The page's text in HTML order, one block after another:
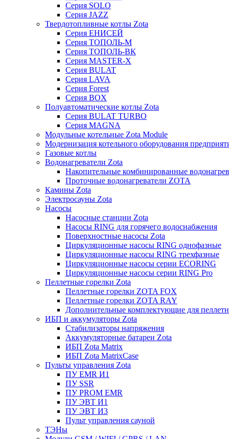
Серия SOLO
Серия JAZZ
Твердотопливные котлы Zota
Серия ЕНИСЕЙ
Серия ТОПОЛЬ-М
Серия ТОПОЛЬ-ВК
Серия MASTER-X
Серия BULAT
Серия LAVA
Серия Forest
Серия BOX
Полуавтоматические котлы Zota
Серия BULAT TURBO
Серия MAGNA
Модульные котельные Zota Module
Модернизация котельного оборудования
Газовые котлы
Водонагреватели Zota
Накопительные комбинированные
Проточные водонагреватели ZOTA
Камины Zota
Электросауны Zota
Насосы
Насосные станции Zota
Насосы RING для горячего водоснабжения
Поверхностные насосы Zota
Циркуляционные насосы RING однофазные
Циркуляционные насосы RING трехфазные
Циркуляционные насосы серии ECORING
Циркуляционные насосы серии RING Pro
Пеллетные горелки Zota
Пеллетные горелки ZOTA FOX
Пеллетные горелки ZOTA RAY
Дополнительные комплектующие для
ИБП и аккумуляторы Zota
Стабилизаторы напряжения
Аккумуляторные батареи Zota
ИБП Zota Matrix
ИБП Zota MatrixCase
Пульты управления Zota
ПУ EMR И1
ПУ SSR
ПУ PROM EMR
ПУ ЭВТ И1
ПУ ЭВТ И3
Пульт управления сауной
ТЭНы